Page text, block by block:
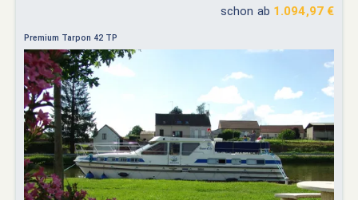
schon ab 1.094,97 €
Premium Tarpon 42 TP